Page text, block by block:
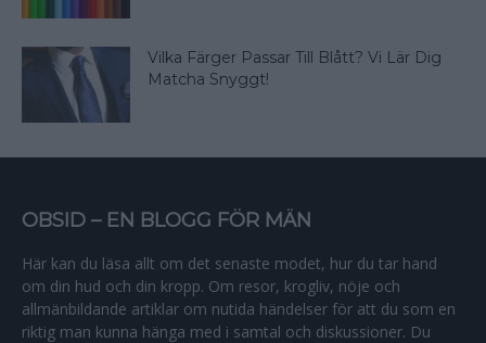
Vilka Färger Passar Till Blått? Vi Lär Dig
Matcha Snyggt!
OBSID – EN BLOGG FÖR MÄN
Här kan du läsa allt om det senaste modet, hur du tar hand
om din hud och din kropp. Om resor, krogliv, nöje och
allmänbildande artiklar om nutida händelser för att du som en
riktig man kunna hänga med i samtal och diskussioner. Du